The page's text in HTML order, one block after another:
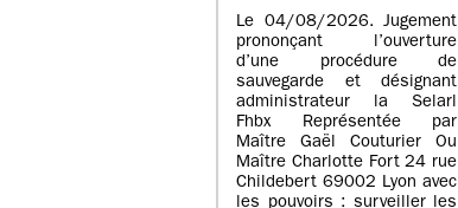
Le 04/08/2026. Jugement
prononçant l’ouverture
d’une procédure de
sauvegarde et désignant
administrateur la Selarl
Fhbx Représentée par
Maître Gaël Couturier Ou
Maître Charlotte Fort 24 rue
Childebert 69002 Lyon avec
les pouvoirs : surveiller les